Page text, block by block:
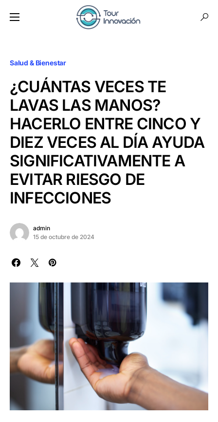
Salud & Bienestar
¿CUÁNTAS VECES TE
LAVAS LAS MANOS?
HACERLO ENTRE CINCO Y
DIEZ VECES AL DÍA AYUDA
SIGNIFICATIVAMENTE A
EVITAR RIESGO DE
INFECCIONES
admin
15 de octubre de 2024